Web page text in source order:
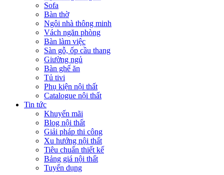
Sofa
Bàn thờ
Ngôi nhà thông minh
Vách ngăn phòng
Bàn làm việc
Sàn gỗ, ốp cầu thang
Giường ngủ
Bàn ghế ăn
Tủ tivi
Phụ kiện nội thất
Catalogue nội thất
Tin tức
Khuyến mãi
Blog nội thất
Giải pháp thi công
Xu hướng nội thất
Tiêu chuẩn thiết kế
Bảng giá nội thất
Tuyển dụng